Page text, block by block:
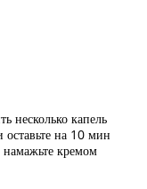
несколько капель
оставьте на 10 мин
кремом